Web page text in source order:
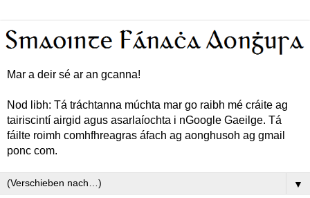
Mar a deir sé ar an gcanna!
Nod libh: Tá tráchtanna múchta mar go raibh mé cráite ag
tairiscintí airgid agus asarlaíochta i nGoogle Gaeilge. Tá
fáilte roimh comhfhreagras áfach ag aonghusoh ag gmail
ponc com.
▼